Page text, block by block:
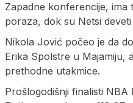
Zapadne konferencije, ima
poraza, dok su Netsi
Nikola Jović počeo je da
Erika Spolstre u Majamiju,
prethodne utakmice.
Prošlogodišnji finalisti